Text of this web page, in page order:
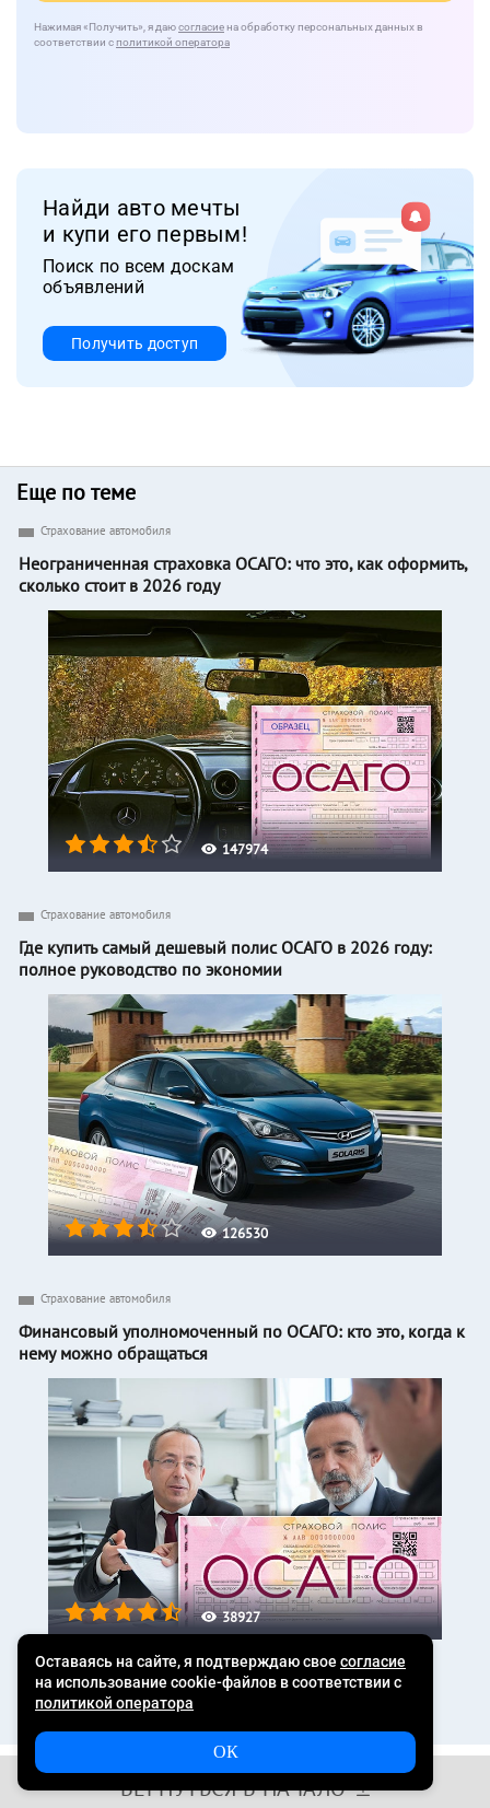
Нажимая «Получить» , я даюсогласиена обработку персональных данных в
соответствии сполитикой оператора
Найди авто мечты
и купи его первым!
Поиск по всем доскам
объявлений
Получить доступ
Еще по теме
147974
Страхование автомобиля
Неограниченная страховка ОСАГО: что это, как оформить,
сколько стоит в 2026 году
126530
Страхование автомобиля
Где купить самый дешевый полис ОСАГО в 2026 году:
полное руководство по экономии
38927
Страхование автомобиля
Финансовый уполномоченный по ОСАГО: кто это, когда к
нему можно обращаться
Больше статей
ВЕРНУТЬСЯ В НАЧАЛО